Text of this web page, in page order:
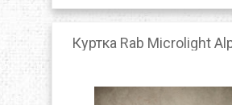
Куртка Rab Microlight